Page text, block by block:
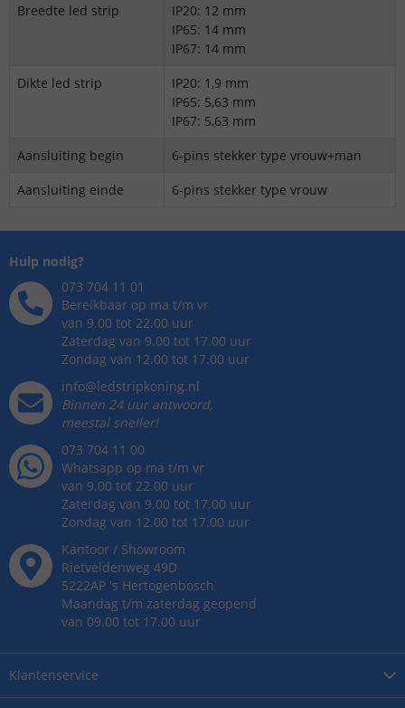
Breedte led strip
IP20: 12 mm
IP65: 14 mm
IP67: 14 mm
Dikte led strip
IP20: 1,9 mm
IP65: 5,63 mm
IP67: 5,63 mm
Aansluiting begin
6-pins stekker type vrouw+man
Aansluiting einde
6-pins stekker type vrouw
Klantenservice
Hulp nodig?
073 704 11 01
Bereikbaar op ma t/m vr
van 9.00 tot 22.00 uur
Zaterdag van 9.00 tot 17.00 uur
Zondag van 12.00 tot 17.00 uur
info@ledstripkoning.nl
Binnen 24 uur antwoord,
meestal sneller!
073 704 11 00
Whatsapp op ma t/m vr
van 9.00 tot 22.00 uur
Zaterdag van 9.00 tot 17.00 uur
Zondag van 12.00 tot 17.00 uur
Kantoor / Showroom
Rietveldenweg 49D
5222AP 's Hertogenbosch
Maandag t/m zaterdag geopend
van 09.00 tot 17.00 uur